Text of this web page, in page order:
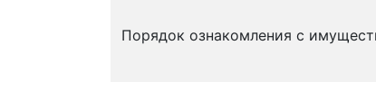
Порядок ознакомления с